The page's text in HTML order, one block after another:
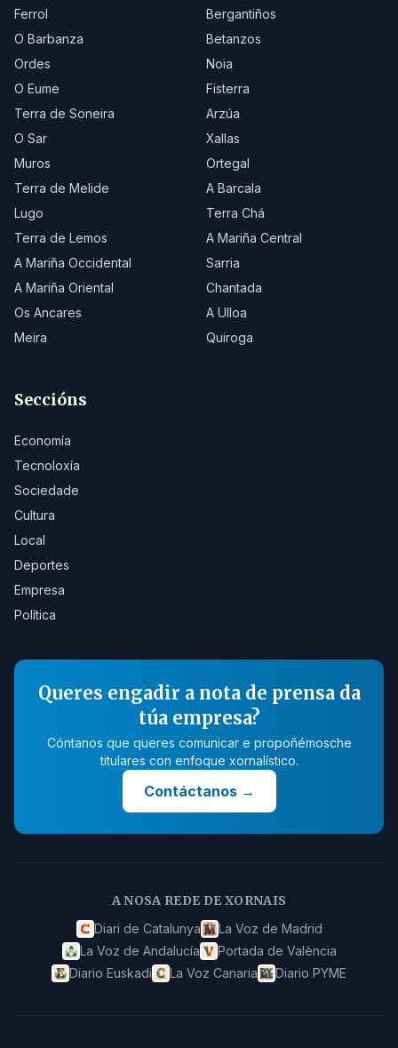
Ferrol
Bergantiños
O Barbanza
Betanzos
Ordes
Noia
O Eume
Fisterra
Terra de Soneira
Arzúa
O Sar
Xallas
Muros
Ortegal
Terra de Melide
A Barcala
Lugo
Terra Chá
Terra de Lemos
A Mariña Central
A Mariña Occidental
Sarria
A Mariña Oriental
Chantada
Os Ancares
A Ulloa
Meira
Quiroga
Seccións
Economía
Tecnoloxía
Sociedade
Cultura
Local
Deportes
Empresa
Política
Queres engadir a nota de prensa da
túa empresa?
Cóntanos que queres comunicar e propoñémosche
titulares con enfoque xornalístico.
Contáctanos→
A NOSA REDE DE XORNAIS
Diari de Catalunya
La Voz de Madrid
La Voz de Andalucía
Portada de València
Diario Euskadi
La Voz Canaria Diario PYME